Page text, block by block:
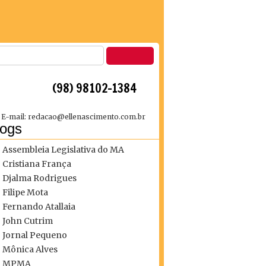
(98) 98102-1384
E-mail: redacao@ellenascimento.com.br
Assembleia Legislativa do MA
Cristiana França
Djalma Rodrigues
Filipe Mota
Fernando Atallaia
John Cutrim
Jornal Pequeno
Mônica Alves
MPMA